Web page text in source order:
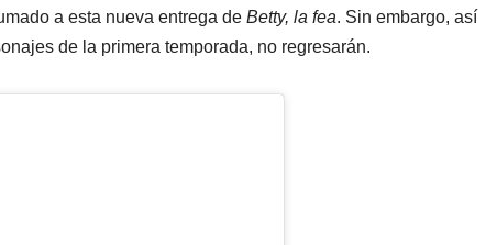
a esta nueva entrega de Betty, la fea. Sin embargo, así
de la primera temporada, no regresarán.